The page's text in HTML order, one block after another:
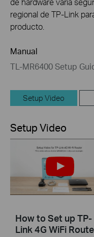
regional de TP-Link
producto.
Manual
TL-MR6400 Setup
Setup Video
Setup Video
How to Set up TP-
Link 4G WiFi